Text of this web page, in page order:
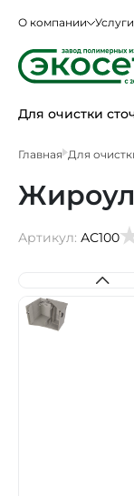
О компании Услуги
Для очистки
Главная Для
Артикул: АС100